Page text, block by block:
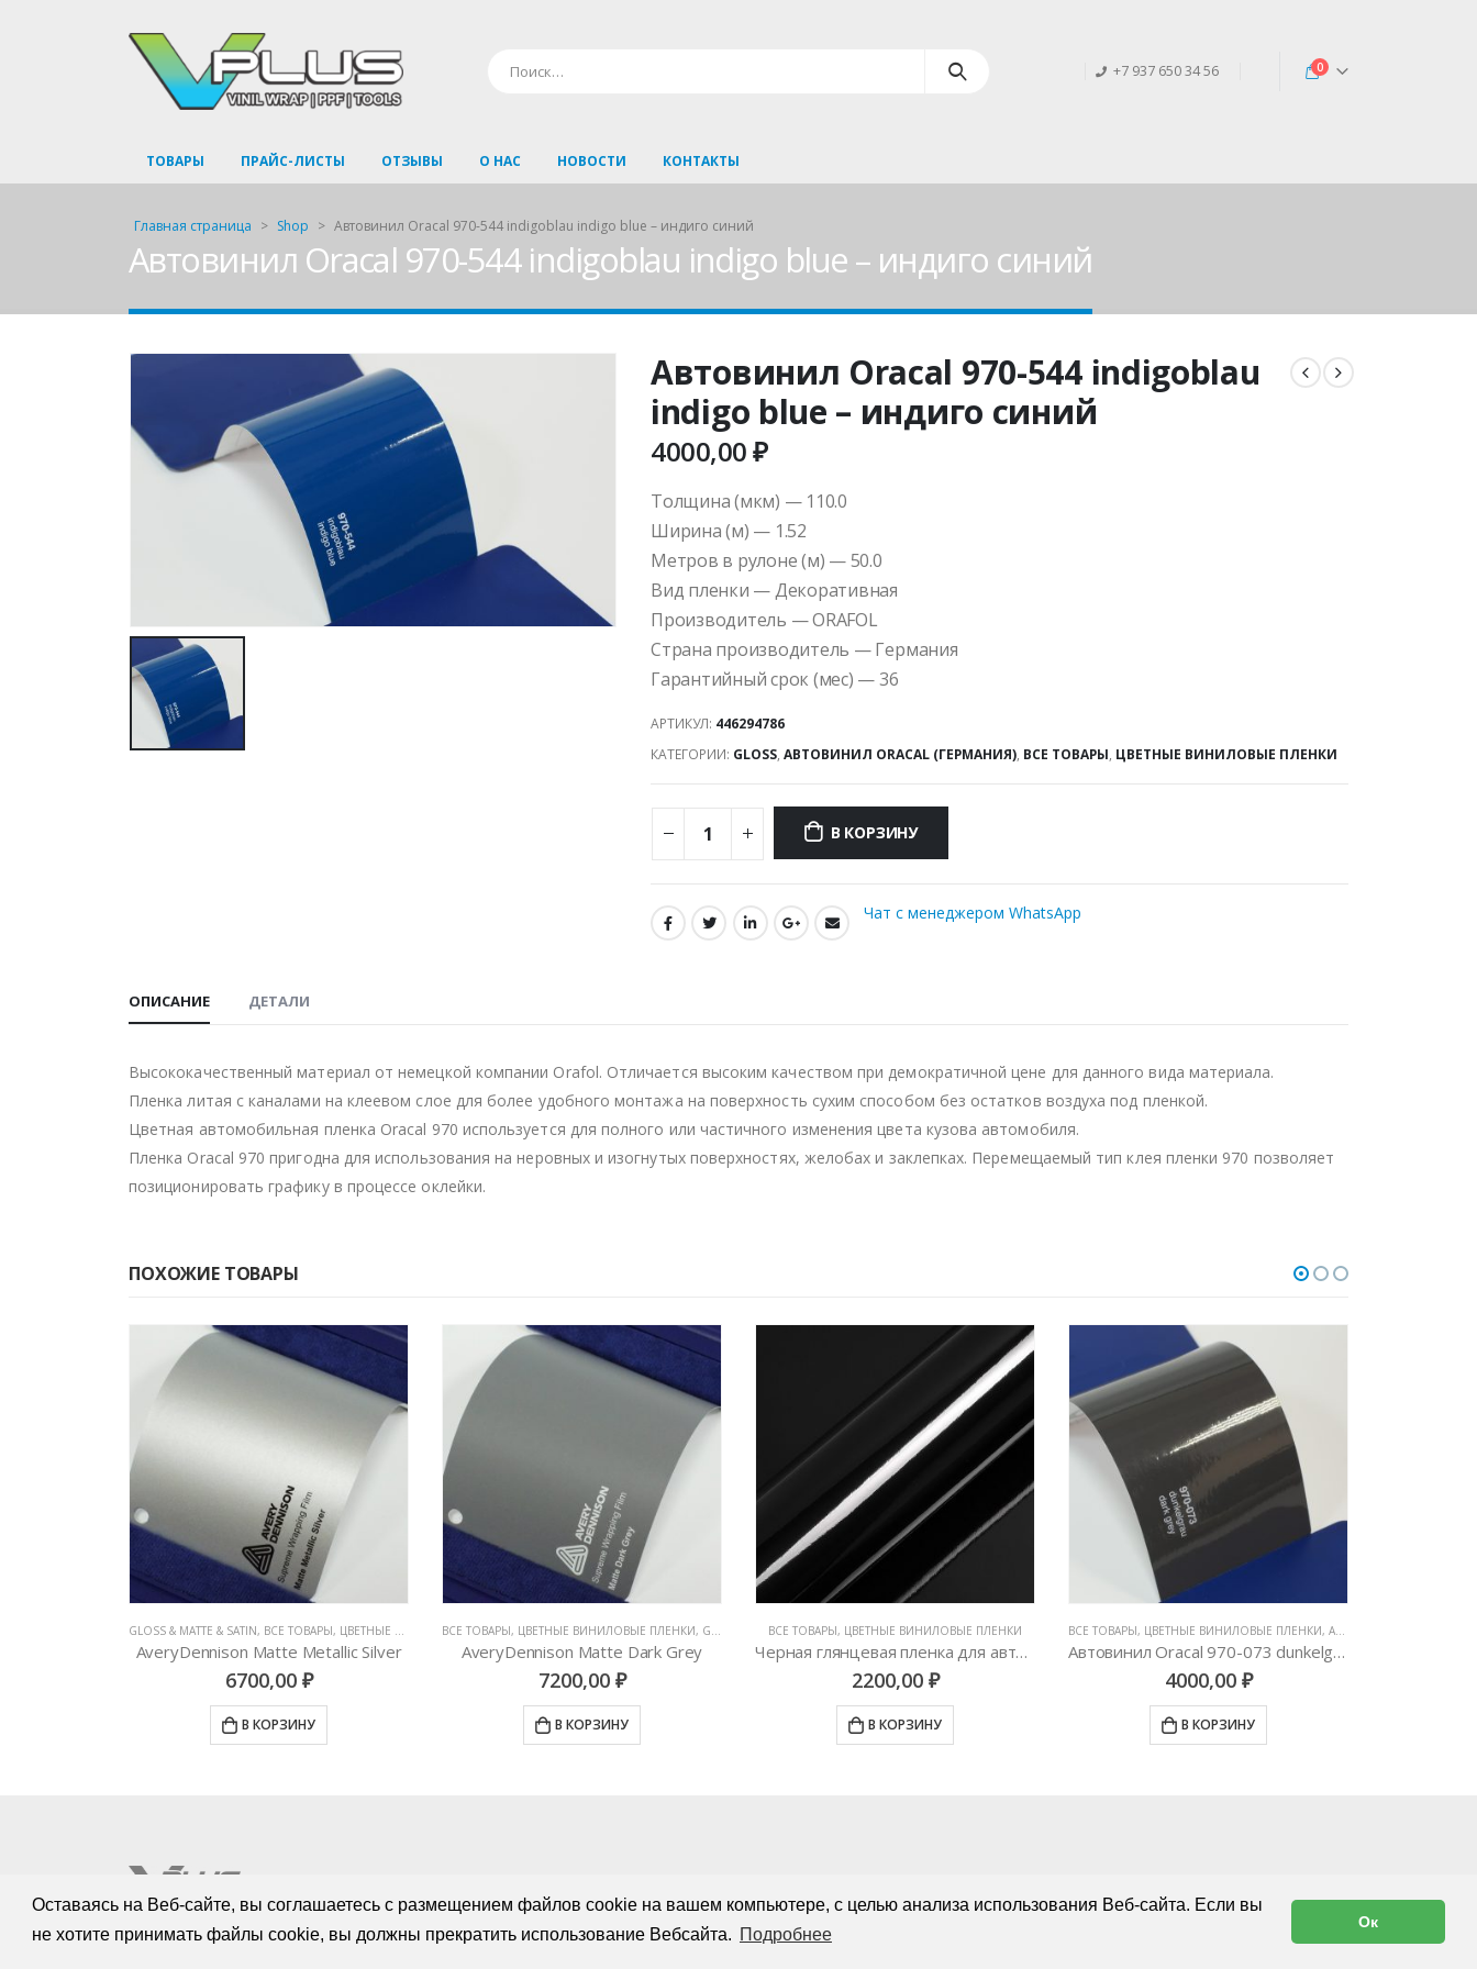
Оставаясь на Веб-сайте, вы соглашаетесь с размещением файлов cookie на вашем компьютере, с целью анализа использования Веб-сайта. Если вы
не хотите принимать файлы cookie, вы должны прекратить использование Вебсайта. Подробнее
Ок
+7 937 650 34 56 0
ТОВАРЫ ПРАЙС-ЛИСТЫ ОТЗЫВЫ О НАС НОВОСТИ КОНТАКТЫ
Главная страница > Shop > Автовинил Oracal 970-544 indigoblau indigo blue – индиго синий
Автовинил Oracal 970-544 indigoblau indigo blue – индиго синий
Автовинил Oracal 970-544 indigoblau
indigo blue – индиго синий
4000,00₽
Толщина (мкм) — 110.0
Ширина (м) — 1.52
Метров в рулоне (м) — 50.0
Вид пленки — Декоративная
Производитель — ORAFOL
Страна производитель — Германия
Гарантийный срок (мес) — 36
АРТИКУЛ: 446294786
КАТЕГОРИИ: GLOSS, АВТОВИНИЛ ORACAL (ГЕРМАНИЯ), ВСЕ ТОВАРЫ, ЦВЕТНЫЕ ВИНИЛОВЫЕ ПЛЕНКИ
В КОРЗИНУ
Чат с менеджером WhatsApp
ОПИСАНИЕ ДЕТАЛИ
Высококачественный материал от немецкой компании Orafol. Отличается высоким качеством при демократичной цене для данного вида материала.
Пленка литая с каналами на клеевом слое для более удобного монтажа на поверхность сухим способом без остатков воздуха под пленкой.
Цветная автомобильная пленка Oracal 970 используется для полного или частичного изменения цвета кузова автомобиля.
Пленка Oracal 970 пригодна для использования на неровных и изогнутых поверхностях, желобах и заклепках. Перемещаемый тип клея пленки 970 позволяет
позиционировать графику в процессе оклейки.
ПОХОЖИЕ ТОВАРЫ
ЦВЕТНЫЕ ВИНИЛОВЫЕ ПЛЕНКИ
ВСЕ ТОВАРЫ,ЦВЕТНЫЕ ВИНИЛОВЫЕ ПЛЕНКИ,GLOSS & MATTE & SATIN
AveryDennison Matte Dark Grey
7200,00 ₽
В КОРЗИНУ
ВСЕ ТОВАРЫ,ЦВЕТНЫЕ ВИНИЛОВЫЕ ПЛЕНКИ
2200,00 ₽
В КОРЗИНУ
ВСЕ ТОВАРЫ,ЦВЕТНЫЕ ВИНИЛОВЫЕ ПЛЕНКИ,АВТОВИНИЛ ORACAL (ГЕРМАНИЯ) ,GLOSS
Автовинил Oracal 970-073 dunkelgrau dark grey – темно-серый
4000,00 ₽
В КОРЗИНУ
ВСЕ ТОВАРЫ, ЦВЕТНЫЕ ВИНИЛОВЫЕ ПЛЕНКИ, АВТОВИНИЛ ORACAL (ГЕРМАНИЯ)
Автовинил Oracal 970-090 silbergray silver gray – серый
4000,00 ₽
В КОРЗИНУ